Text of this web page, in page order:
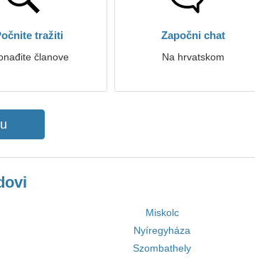
tražiti
članove
Započni chat
Na hrvatskom
Miskolc
Nyíregyháza
Szombathely